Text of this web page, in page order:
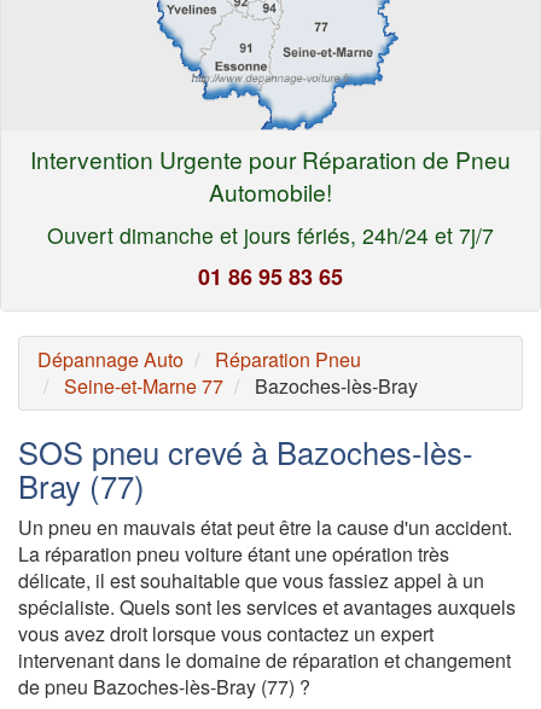
Intervention Urgente pour Réparation de Pneu
Automobile!
Ouvert dimanche et jours fériés, 24h/24 et 7j/7
01 86 95 83 65
Dépannage Auto
Réparation Pneu
Seine-et-Marne 77
Bazoches-lès-Bray
SOS pneu crevé à Bazoches-lès-
Bray (77)
Un pneu en mauvais état peut être la cause d'un accident.
La réparation pneu voiture étant une opération très
délicate, il est souhaitable que vous fassiez appel à un
spécialiste. Quels sont les services et avantages auxquels
vous avez droit lorsque vous contactez un expert
intervenant dans le domaine de réparation et changement
de pneu Bazoches-lès-Bray (77) ?